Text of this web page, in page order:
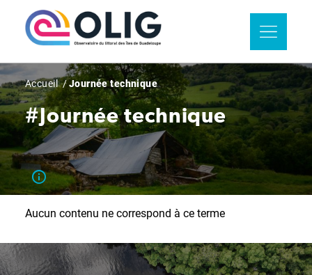
contenu
Fil
d'Ariane
Accueil Journée technique
#Journée technique
Aucun contenu ne correspond à ce terme
Panneau de gestion des cookies